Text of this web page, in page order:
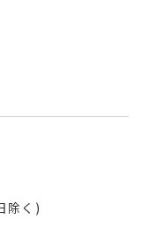
除く)